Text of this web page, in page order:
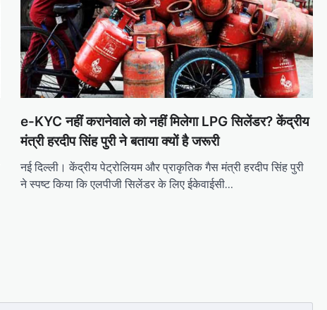
e-KYC नहीं करानेवाले को नहीं मिलेगा LPG सिलेंडर? केंद्रीय
मंत्री हरदीप सिंह पुरी ने बताया क्यों है जरूरी
नई दिल्ली। केंद्रीय पेट्रोलियम और प्राकृतिक गैस मंत्री हरदीप सिंह पुरी
ने स्पष्ट किया कि एलपीजी सिलेंडर के लिए ईकेवाईसी…